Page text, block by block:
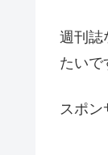
週刊誌
たいで
スポン